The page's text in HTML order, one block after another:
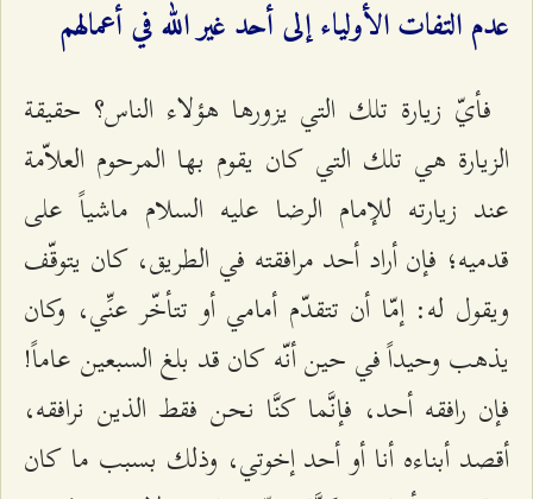
عدم التفات الأولياء إلى أحد غير الله في أعمالهم
فأيّ زيارة تلك التي يزورها هؤلاء الناس؟ حقيقة
الزيارة هي تلك التي كان يقوم بها المرحوم العلاّمة
عند زيارته للإمام الرضا عليه السلام ماشياً على
قدميه؛ فإن أراد أحد مرافقته في الطريق، كان يتوقّف
ويقول له: إمّا أن تتقدّم أمامي أو تتأخّر عنِّي، وكان
يذهب وحيداً في حين أنّه كان قد بلغ السبعين عاماً!
فإن رافقه أحد، فإنَّما كنَّا نحن فقط الذين نرافقه،
أقصد أبناءه أنا أو أحد إخوتي، وذلك بسبب ما كان